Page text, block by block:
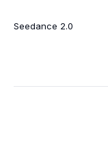
Seedance 2.0